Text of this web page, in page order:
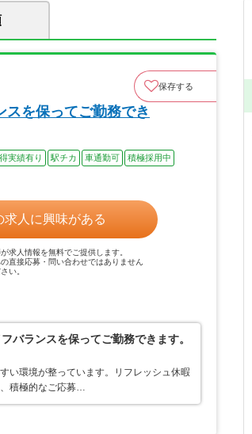
保存する
スを保ってご勤務でき
実績有り 駅チカ 車通勤可
積極採用中
求人に興味がある
求人情報を無料でご提供します。
直接応募・問い合わせではありません
い。
バランスを保ってご勤務できます。
い環境が整っています。リフレッシュ休暇
積極的なご応募…